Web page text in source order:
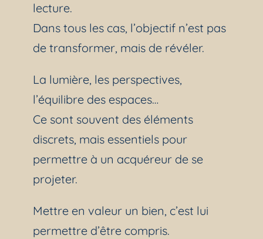
lecture.
Dans tous les cas, l’objectif n’est pas
de transformer, mais de révéler.
La lumière, les perspectives,
l’équilibre des espaces…
Ce sont souvent des éléments
discrets, mais essentiels pour
permettre à un acquéreur de se
projeter.
Mettre en valeur un bien, c’est lui
permettre d’être compris.